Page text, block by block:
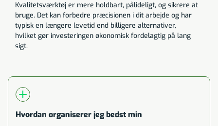
Kvalitetsværktøj er mere holdbart, pålideligt, og sikrere at
bruge. Det kan forbedre præcisionen i dit arbejde og har
typisk en længere levetid end billigere alternativer,
hvilket gør investeringen økonomisk fordelagtig på lang
sigt.
Hvordan organiserer jeg bedst min